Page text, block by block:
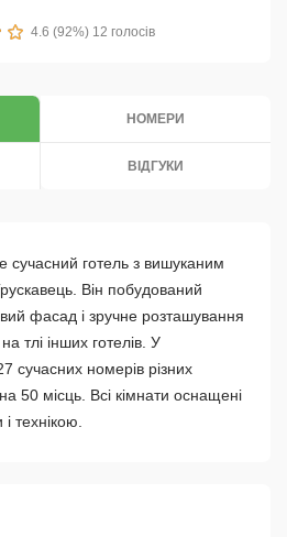
5 4.6 (92%) 12 голосів
НОМЕРИ
ВІДГУКИ
сучасний готель з вишуканим
Він побудований
фасад і зручне розташування
тлі інших готелів. У
сучасних номерів різних
50 місць. Всі кімнати оснащені
технікою.